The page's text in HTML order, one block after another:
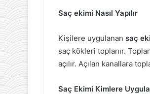
Saç ekimi Nasıl Yapılır
Kişilere uygulanan saç
saç kökleri toplanır.
açılır. Açılan kanallara
Saç Ekimi Kimlere